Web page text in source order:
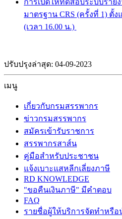
การเปิดให้ทดสอบระบบราย
มาตรฐาน CRS (ครั้งที่ 1) ตั้ง
(เวลา 16.00 น.)
ปรับปรุงล่าสุด: 04-09-2023
เมนู
เกี่ยวกับกรมสรรพากร
ข่าวกรมสรรพากร
สมัครเข้ารับราชการ
สรรพากรสาส์น
คู่มือสำหรับประชาชน
แจ้งเบาะแสหลีกเลี่ยงภาษี
RD KNOWLEDGE
"ขอคืนเงินภาษี" มีคำตอบ
FAQ
รายชื่อผู้ให้บริการจัดทำหรื